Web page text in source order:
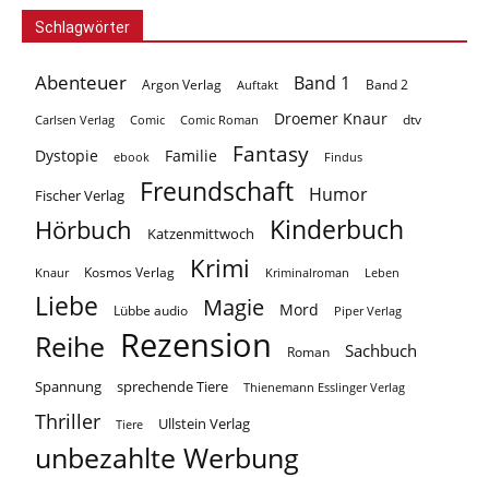
Schlagwörter
Abenteuer Argon Verlag Auftakt Band 1 Band 2
Carlsen Verlag Comic Comic Roman Droemer Knaur dtv
Dystopie ebook Familie Fantasy Findus
Fischer Verlag Freundschaft Humor
Hörbuch Katzenmittwoch Kinderbuch
Knaur Kosmos Verlag Krimi Kriminalroman Leben
Liebe Lübbe audio Magie Mord Piper Verlag
Reihe Rezension Roman Sachbuch
Spannung sprechende Tiere Thienemann Esslinger Verlag
Thriller Tiere Ullstein Verlag
unbezahlte Werbung